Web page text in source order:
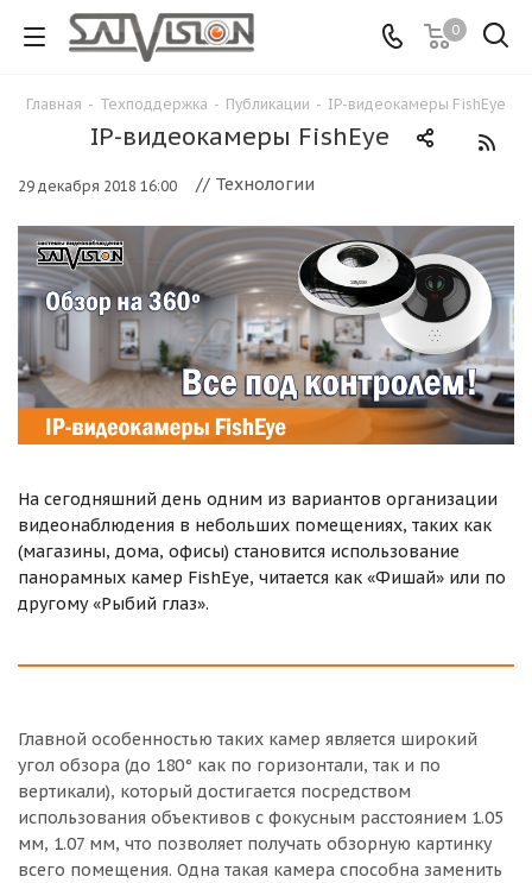
0
Главная - Техподдержка - Публикации - IP-видеокамеры FishEye
IP-видеокамеры FishEye
29 декабря 2018 16:00 // Технологии
На сегодняшний день одним из вариантов организации
видеонаблюдения в небольших помещениях, таких как
(магазины, дома, офисы) становится использование
панорамных камер FishEye, читается как «Фишай» или по
другому «Рыбий глаз».
Главной особенностью таких камер является широкий
угол обзора (до 180° как по горизонтали, так и по
вертикали), который достигается посредством
использования объективов с фокусным расстоянием 1.05
мм, 1.07 мм, что позволяет получать обзорную картинку
всего помещения. Одна такая камера способна заменить